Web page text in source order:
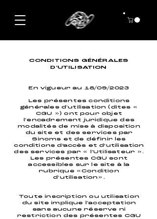
CONDITIONS GÉNÉRALES
D'UTILISATION
En vigueur au 18/09/2023
Les présentes conditions
générales d'utilisation (dites «
CGU ») ont pour objet
l'encadrement juridique des
modalités de mise à disposition
du site et des services par
Sinoms et de définir les
conditions d’accès et d’utilisation
des services par « l'Utilisateur ».
Les présentes CGU sont
accessibles sur le site à la
rubrique «Condition
d'utilisation».
Toute inscription ou utilisation
du site implique l'acceptation
sans aucune réserve ni
restriction des présentes CGU